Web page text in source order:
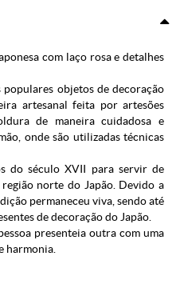
com laço rosa e detalhes
objetos de decoração
artesanal feita por artesões
de maneira cuidadosa e
onde são utilizadas técnicas
do século XVII para servir de
norte do Japão. Devido a
permaneceu viva, sendo até
de decoração do Japão.
presenteia outra com uma
harmonia.